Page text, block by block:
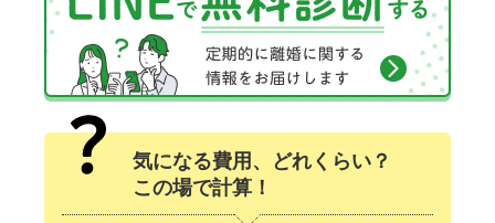
気になる費用、どれくらい？
この場で計算！